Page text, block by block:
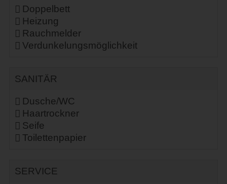
Doppelbett
Heizung
Rauchmelder
Verdunkelungsmöglichkeit
SANITÄR
Dusche/WC
Haartrockner
Seife
Toilettenpapier
SERVICE